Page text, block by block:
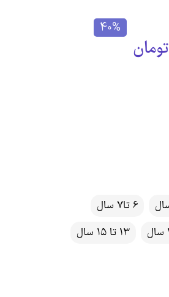
تومان
40%
6 تا7 سال
13 تا 15 سال